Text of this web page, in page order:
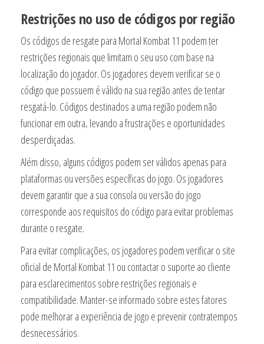
Restrições no uso de códigos por região
Os códigos de resgate para Mortal Kombat 11 podem ter
restrições regionais que limitam o seu uso com base na
localização do jogador. Os jogadores devem verificar se o
código que possuem é válido na sua região antes de tentar
resgatá-lo. Códigos destinados a uma região podem não
funcionar em outra, levando a frustrações e oportunidades
desperdiçadas.
Além disso, alguns códigos podem ser válidos apenas para
plataformas ou versões específicas do jogo. Os jogadores
devem garantir que a sua consola ou versão do jogo
corresponde aos requisitos do código para evitar problemas
durante o resgate.
Para evitar complicações, os jogadores podem verificar o site
oficial de Mortal Kombat 11 ou contactar o suporte ao cliente
para esclarecimentos sobre restrições regionais e
compatibilidade. Manter-se informado sobre estes fatores
pode melhorar a experiência de jogo e prevenir contratempos
desnecessários.